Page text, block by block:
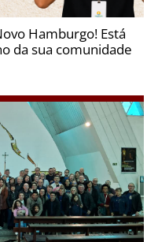
Hamburgo! Está
da sua comunidade